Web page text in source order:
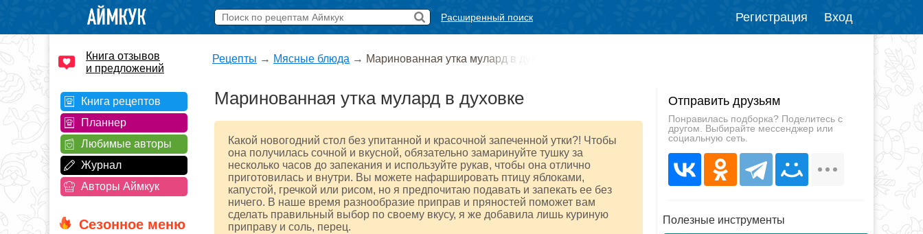
Расширенный поиск Регистрация Вход
Книга отзывов
и предложений
Книга рецептов
Планнер
Любимые авторы
Журнал
Авторы Аймкук
Сезонное меню
Рецепты → Мясные блюда → Маринованная утка мулард в дух
Маринованная утка мулард в духовке
Какой новогодний стол без упитанной и красочной запеченной утки?! Чтобы
она получилась сочной и вкусной, обязательно замаринуйте тушку за
несколько часов до запекания и используйте рукав, чтобы она отлично
приготовилась и внутри. Вы можете нафаршировать птицу яблоками,
капустой, гречкой или рисом, но я предпочитаю подавать и запекать ее без
ничего. В наше время разнообразие приправ и пряностей поможет вам
сделать правильный выбор по своему вкусу, я же добавила лишь куриную
приправу и соль, перец.
Отправить друзьям
Понравилась подборка? Поделитесь с
другом. Выбирайте мессенджер или
социальную сеть.
Полезные инструменты